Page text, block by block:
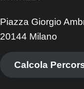
Piazza Giorgio
20144 Milano
Calcola